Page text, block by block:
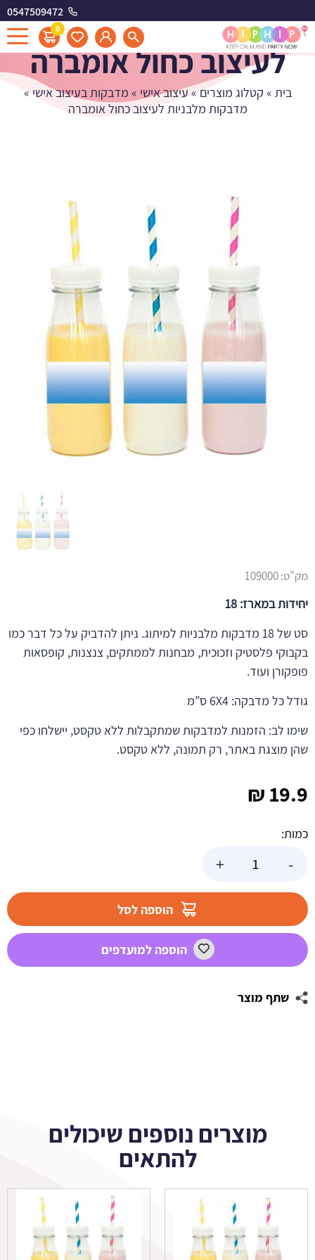
0547509472
0
מדבקות מלבניות
לעיצוב כחול אומברה
בית » קטלוג מוצרים »עיצוב אישי » מדבקות בעיצוב אישי »
מדבקות מלבניות לעיצוב כחול אומברה
19.9
₪
כמות:
-
כחול
+
הוספה לסל
הוספה למועדפים
שתף מוצר
מק"ט:109000
יחידות במארז: 18
סט של 18 מדבקות מלבניות למיתוג. ניתן להדביק על כל דבר כמו
בקבוקי פלסטיק וזכוכית, מבחנות לממתקים, צנצנות, קופסאות
פופקורן ועוד.
גודל כל מדבקה: 6X4 ס”מ
שימו לב: הזמנות למדבקות שמתקבלות ללא טקסט, יישלחו כפי
שהן מוצגת באתר, רק תמונה, ללא טקסט.
מוצרים נוספים שיכולים
להתאים